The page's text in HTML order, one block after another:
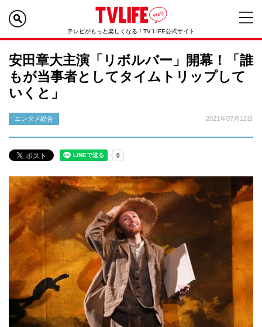
テレビがもっと楽しくなる！TV LIFE公式サイト
安田章大主演「リボルバー」開幕！「誰
もが当事者としてタイムトリップして
いくと」
エンタメ総合 2021年07月12日